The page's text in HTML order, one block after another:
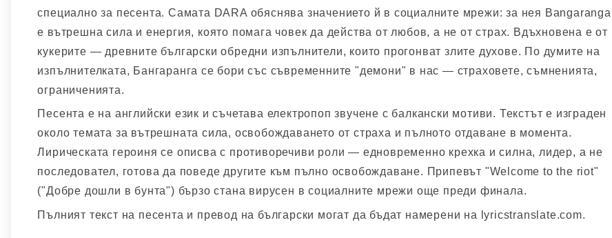
специално за песента. Самата DARA обяснява значението й в социалните мрежи: за нея Bangaranga
е вътрешна сила и енергия, която помага човек да действа от любов, а не от страх. Вдъхновена е от
кукерите — древните български обредни изпълнители, които прогонват злите духове. По думите на
изпълнителката, Бангаранга се бори със съвременните "демони" в нас — страховете, съмненията,
ограниченията.
Песента е на английски език и съчетава електропоп звучене с балкански мотиви. Текстът е изграден
около темата за вътрешната сила, освобождаването от страха и пълното отдаване в момента.
Лирическата героиня се описва с противоречиви роли — едновременно крехка и силна, лидер, а не
последовател, готова да поведе другите към пълно освобождаване. Припевът "Welcome to the riot"
("Добре дошли в бунта") бързо стана вирусен в социалните мрежи още преди финала.
Пълният текст на песента и превод на български могат да бъдат намерени на lyricstranslate.com.